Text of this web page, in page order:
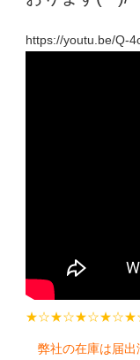
https://youtu.be/Q-
弊社の在庫は届出